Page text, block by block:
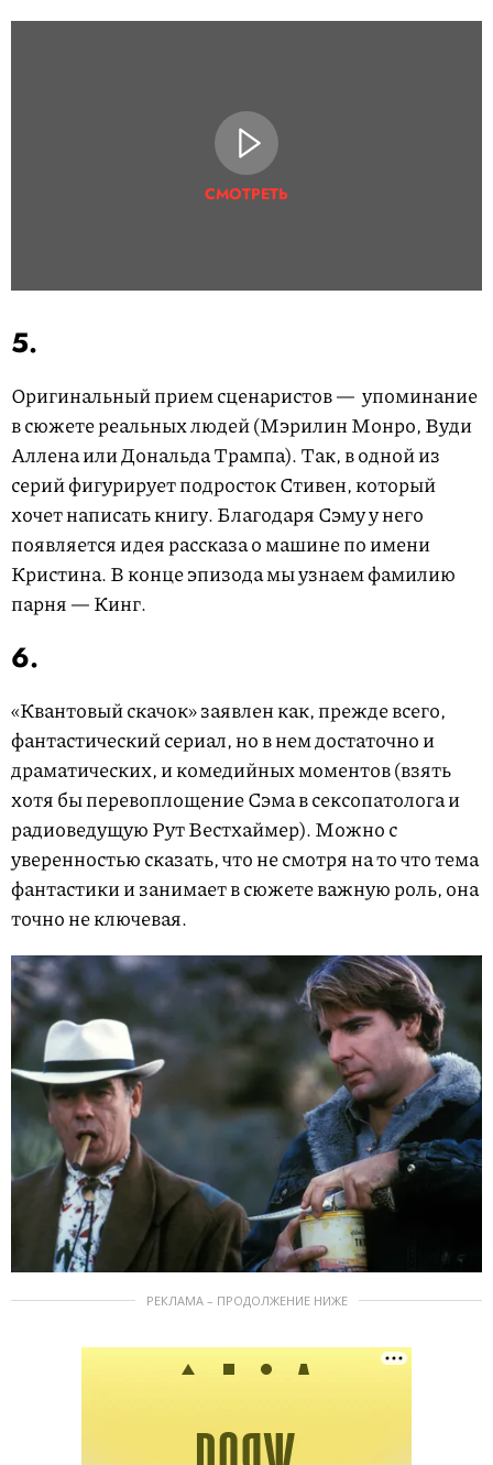
СМОТРЕТЬ
5.
Оригинальный прием сценаристов — упоминание
в сюжете реальных людей (Мэрилин Монро, Вуди
Аллена или Дональда Трампа). Так, в одной из
серий фигурирует подросток Стивен, который
хочет написать книгу. Благодаря Сэму у него
появляется идея рассказа о машине по имени
Кристина. В конце эпизода мы узнаем фамилию
парня — Кинг.
6.
«Квантовый скачок» заявлен как, прежде всего,
фантастический сериал, но в нем достаточно и
драматических, и комедийных моментов (взять
хотя бы перевоплощение Сэма в сексопатолога и
радиоведущую Рут Вестхаймер). Можно с
уверенностью сказать, что не смотря на то что тема
фантастики и занимает в сюжете важную роль, она
точно не ключевая.
РЕКЛАМА – ПРОДОЛЖЕНИЕ НИЖЕ